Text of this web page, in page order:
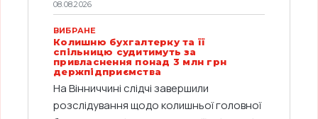
08.08.2026
ВИБРАНЕ
Колишню бухгалтерку та її
спільницю судитимуть за
привласнення понад 3 млн грн
держпідприємства
На Вінниччині слідчі завершили
розслідування щодо колишньої головної